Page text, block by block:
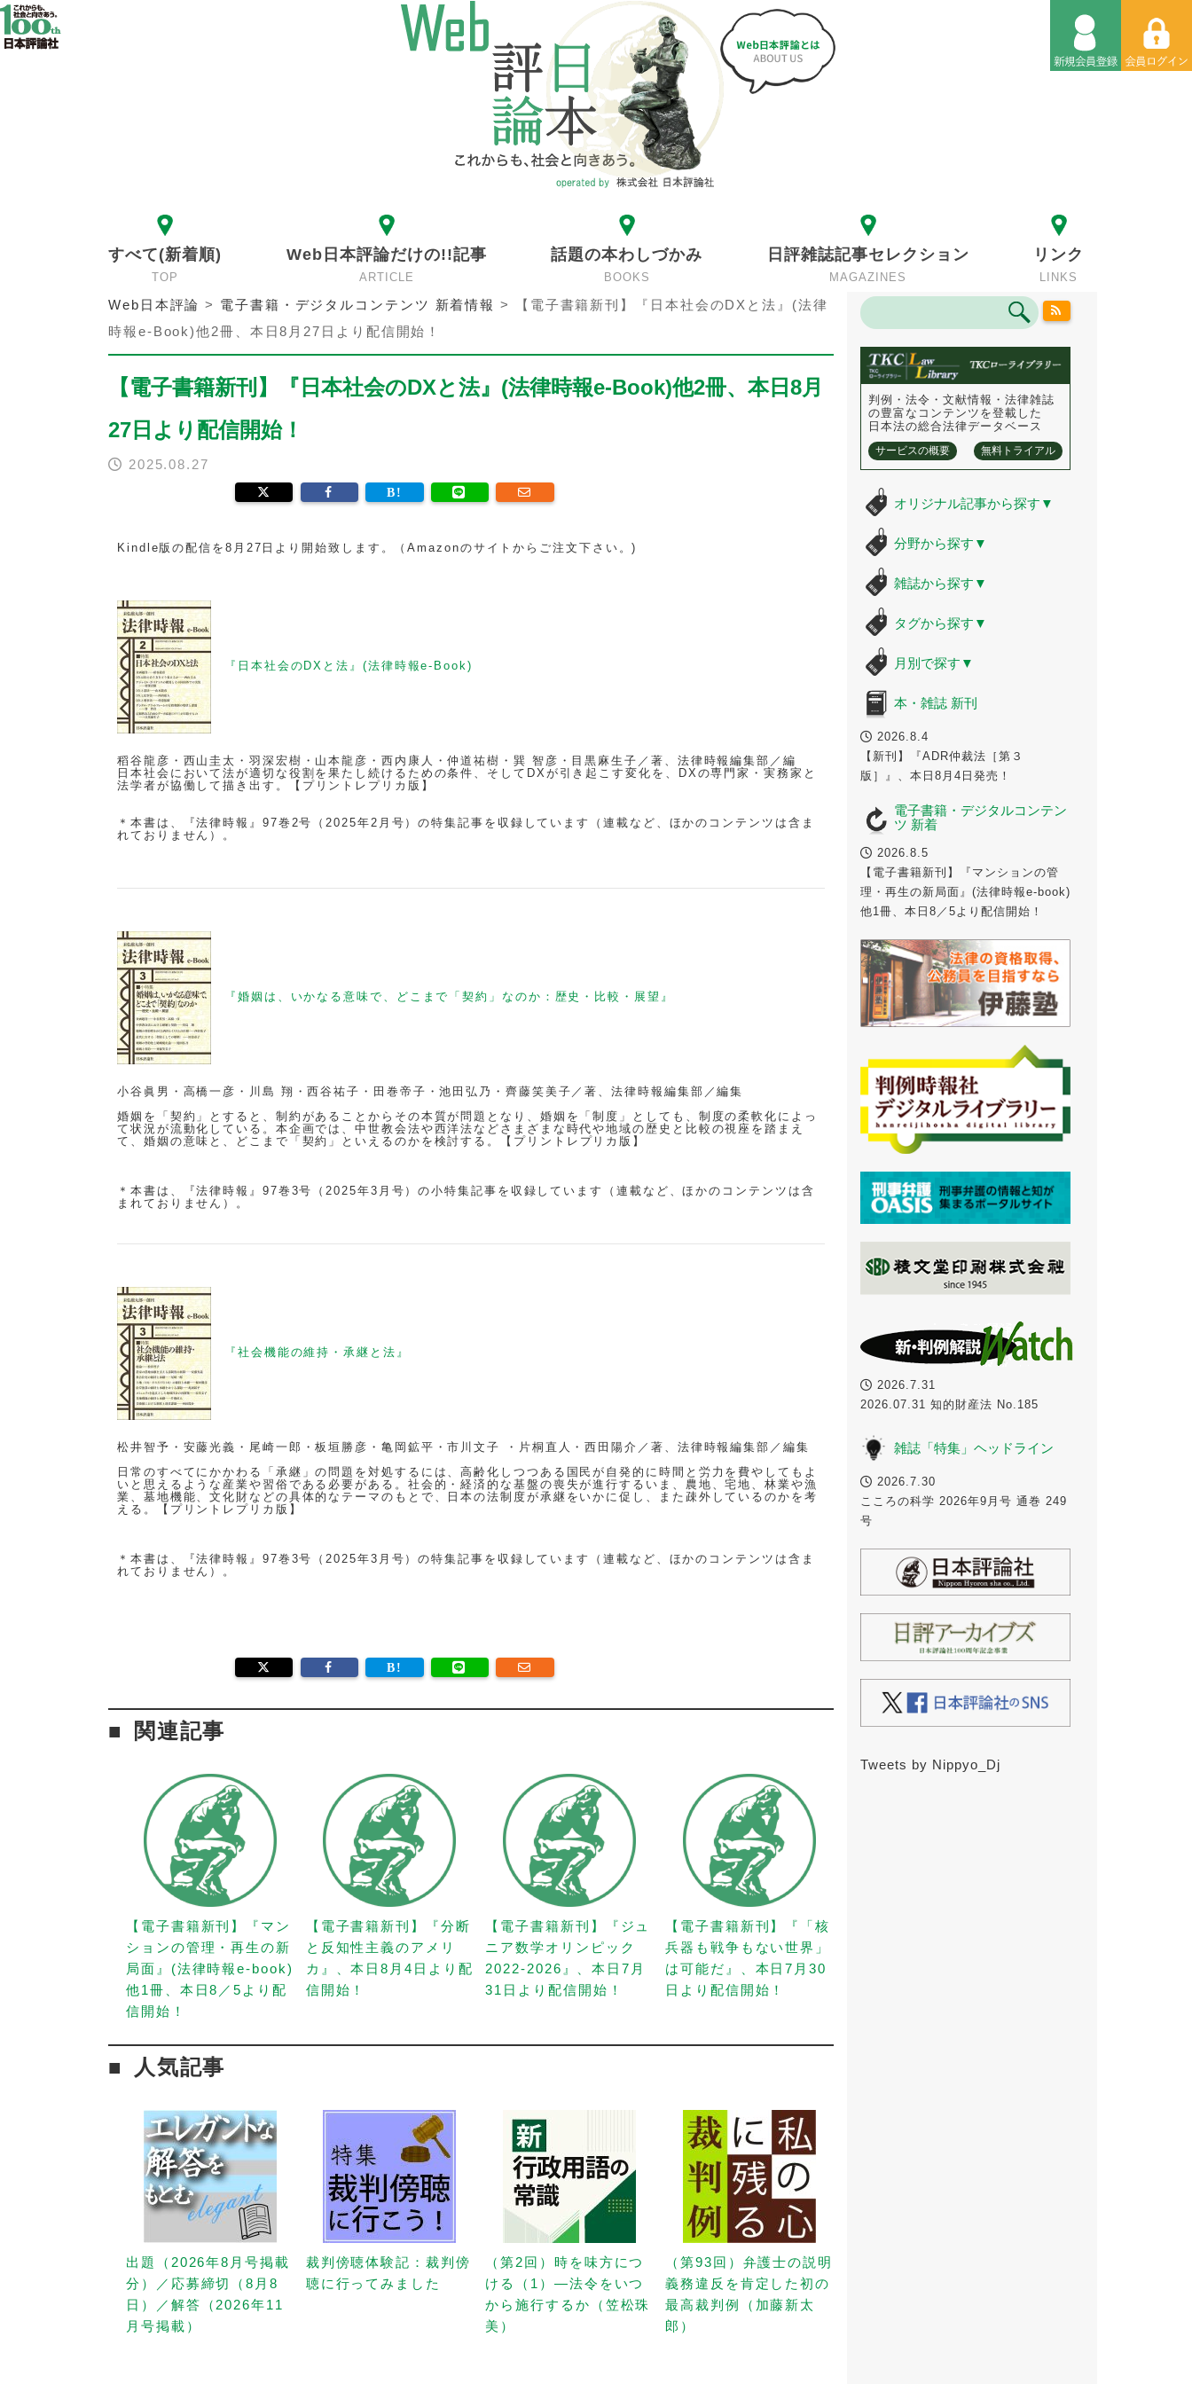
すべて(新着順)
TOP
Web日本評論だけの!!記事
ARTICLE
話題の本わしづかみ
BOOKS
日評雑誌記事セレクション
MAGAZINES
リンク
LINKS
Web日本評論 > 電子書籍・デジタルコンテンツ 新着情報 >
【電子書籍新刊】『日本社会のDXと法』(法律
時報e-Book)他2冊、本日8月27日より配信開始！
【電子書籍新刊】『日本社会のDXと法』(法律時報e-Book)他2冊、本日8月
27日より配信開始！
2025.08.27
Kindle版の配信を8月27日より開始致します。（Amazonのサイトからご注文下さい。)
『日本社会のDXと法』 (法律時報e-Book)
稻谷龍彦・西山圭太・羽深宏樹・山本龍彦・西内康人・仲道祐樹・巽 智彦・目黒麻生子／著、法律時報編集部／編
日本社会において法が適切な役割を果たし続けるための条件、そしてDXが引き起こす変化を、DXの専門家・実務家と
法学者が協働して描き出す。【 プリントレプリカ版】
＊本書は、『法律時報』97巻2号（2025年2月号）の特集記事を収録しています（連載など、ほかのコンテンツは含ま
れておりません）。
『 婚姻は、いかなる意味で、どこまで「契約」なのか ：歴史・比較・展望 』
小谷眞男・高橋一彦・川島 翔・西谷祐子・田巻帝子・池田弘乃・齊藤笑美子／著、法律時報編集部／編集
婚姻を「契約」とすると、制約があることからその本質が問題となり、婚姻を「制度」としても、制度の柔軟化によっ
て状況が流動化している。本企画では、中世教会法や西洋法などさまざまな時代や地域の歴史と比較の視座を踏まえ
て、婚姻の意味と、どこまで「契約」といえるのかを検討する。【 プリントレプリカ版】
＊本書は、『法律時報』97巻3号（2025年3月号）の小特集記事を収録しています（連載など、ほかのコンテンツは含
まれておりません）。
『 社会機能の維持・承継と法 』
松井智予・安藤光義・尾崎一郎・板垣勝彦・亀岡鉱平・市川文子 ・片桐直人・西田陽介／著、法律時報編集部／編集
日常のすべてにかかわる「承継」の問題を対処するには、高齢化しつつある国民が自発的に時間と労力を費やしてもよ
いと思えるような産業や習俗である必要がある。社会的・経済的な基盤の喪失が進行するいま、農地、宅地、林業や漁
業、墓地機能、文化財などの具体的なテーマのもとで、日本の法制度が承継をいかに促し、また疎外しているのかを考
える。【 プリントレプリカ版】
＊本書は、『法律時報』97巻3号（2025年3月号）の特集記事を収録しています（連載など、ほかのコンテンツは含ま
れておりません）。
関連記事
【電子書籍新刊】『マン
ションの管理・再生の新
局面』(法律時報e-book)
他1冊、本日8／5より配
信開始！
【電子書籍新刊】『分断
と反知性主義のアメリ
カ』、本日8月4日より配
信開始！
【電子書籍新刊】『ジュ
ニア数学オリンピック
2022-2026』、本日7月
31日より配信開始！
【電子書籍新刊】『「核
兵器も戦争もない世界」
は可能だ』、本日7月30
日より配信開始！
人気記事
出題（2026年8月号掲載
分）／応募締切（8月8
日）／解答（2026年11
月号掲載）
裁判傍聴体験記：裁判傍
聴に行ってみました
（第2回）時を味方につ
ける（1）—法令をいつ
から施行するか（笠松珠
美）
（第93回）弁護士の説明
義務違反を肯定した初の
最高裁判例（加藤新太
郎）
判例・法令・文献情報・法律雑誌
の豊富なコンテンツを登載した
日本法の総合法律データベース
サービスの概要 無料トライアル
オリジナル記事から探す ▼
分野から探す ▼
雑誌から探す ▼
タグから探す ▼
月別で探す ▼
本・雑誌 新刊
2026.8.4
【新刊】『ADR仲裁法［第３
版］』、本日8月4日発売！
電子書籍・デジタルコンテン
ツ 新着
2026.8.5
【電子書籍新刊】『マンションの管
理・再生の新局面』(法律時報e-book)
他1冊、本日8／5より配信開始！
2026.7.31
2026.07.31 知的財産法 No.185
雑誌「特集」ヘッドライン
2026.7.30
こころの科学 2026年9月号 通巻 249
号
Tweets by Nippyo_Dj